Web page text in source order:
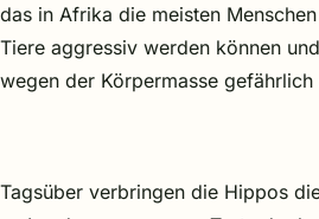
das in Afrika die meisten
Tiere aggressiv werden können
wegen der Körpermasse gefährlich
Tagsüber verbringen die Hippos